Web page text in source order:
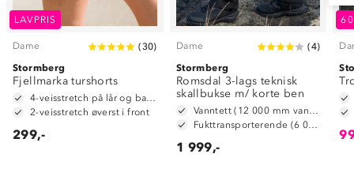
LAVPRIS
Dame (30)
Stormberg
Fjellmarka turshorts
2-veisstretch øverst i front
299,-
Dame (4)
Stormberg
Romsdal 3-lags teknisk
skallbukse m/ korte ben
1 999,-